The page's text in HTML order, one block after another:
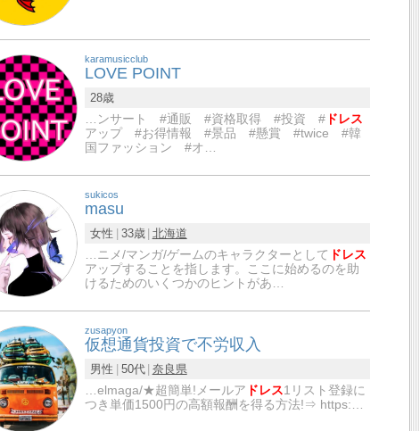
karamusicclub
LOVE POINT
28歳
…ンサート #通販 #資格取得 #投資 # ドレス
アップ #お得情報 #景品 #懸賞 #twice #韓
国ファッション #オ…
sukicos
masu
女性 33歳 北海道
…ニメ/マンガ/ゲームのキャラクターとして ドレス
アップすることを指します。ここに始めるのを助
けるためのいくつかのヒントがあ…
zusapyon
仮想通貨投資で不労収入
男性 50代 奈良県
…elmaga/★超簡単!メールア ドレス1リスト登録に
つき単価1500円の高額報酬を得る方法!⇒ https:…